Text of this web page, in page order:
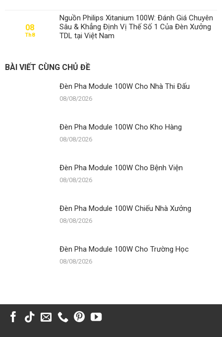
100W
Cho
08
Th8
Nguồn Philips Xitanium 100W: Đánh Giá Chuyên
Sâu & Khẳng Định Vị Thế Số 1 Của Đèn Xưởng
TDL tại Việt Nam
BÀI VIẾT CÙNG CHỦ ĐỀ
Đèn Pha Module 100W Cho Nhà Thi Đấu
08/08/2026
Đèn Pha Module 100W Cho Kho Hàng
08/08/2026
Đèn Pha Module 100W Cho Bệnh Viện
08/08/2026
Đèn Pha Module 100W Chiếu Nhà Xưởng
08/08/2026
Đèn Pha Module 100W Cho Trường Học
08/08/2026